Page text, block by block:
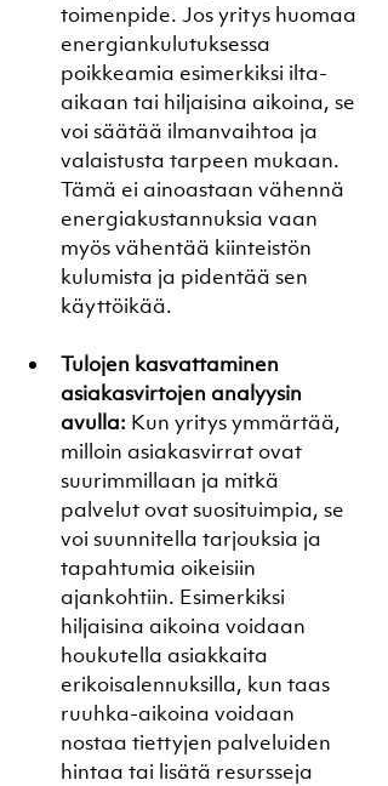
toimenpide. Jos yritys huomaa
energiankulutuksessa
poikkeamia esimerkiksi ilta-
aikaan tai hiljaisina aikoina, se
voi säätää ilmanvaihtoa ja
valaistusta tarpeen mukaan.
Tämä ei ainoastaan vähennä
energiakustannuksia vaan
myös vähentää kiinteistön
kulumista ja pidentää sen
käyttöikää.
Tulojen kasvattaminen
asiakasvirtojen analyysin
avulla: Kun yritys ymmärtää,
milloin asiakasvirrat ovat
suurimmillaan ja mitkä
palvelut ovat suosituimpia, se
voi suunnitella tarjouksia ja
tapahtumia oikeisiin
ajankohtiin. Esimerkiksi
hiljaisina aikoina voidaan
houkutella asiakkaita
erikoisalennuksilla, kun taas
ruuhka-aikoina voidaan
nostaa tiettyjen palveluiden
hintaa tai lisätä resursseja